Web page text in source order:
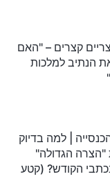
קצרים – "האם
הנתיב למלכות
| למה בדיוק
"הצרה הגדולה"
הקודש? (קטע